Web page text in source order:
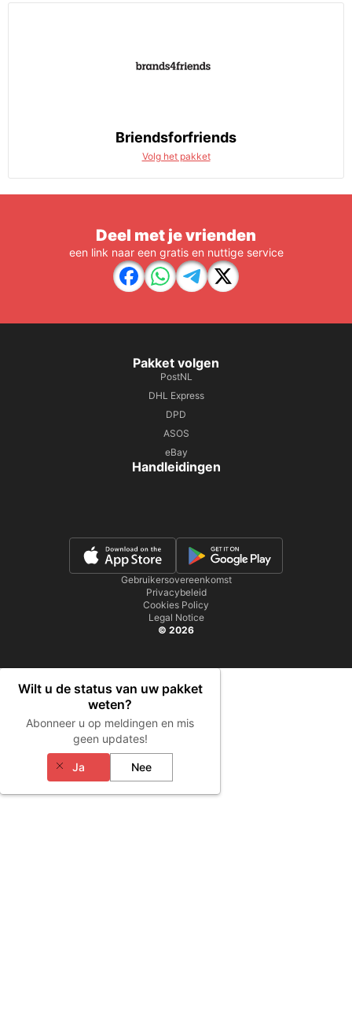
Briendsforfriends
Volg het pakket
Deel met je vrienden
een link naar een gratis en nuttige service
Pakket volgen
PostNL
DHL Express
DPD
ASOS
eBay
Handleidingen
Gebruikersovereenkomst
Privacybeleid
Cookies Policy
Legal Notice
© 2026
Wilt u de status van uw pakket
weten?
Abonneer u op meldingen en mis
geen updates!
Ja Nee